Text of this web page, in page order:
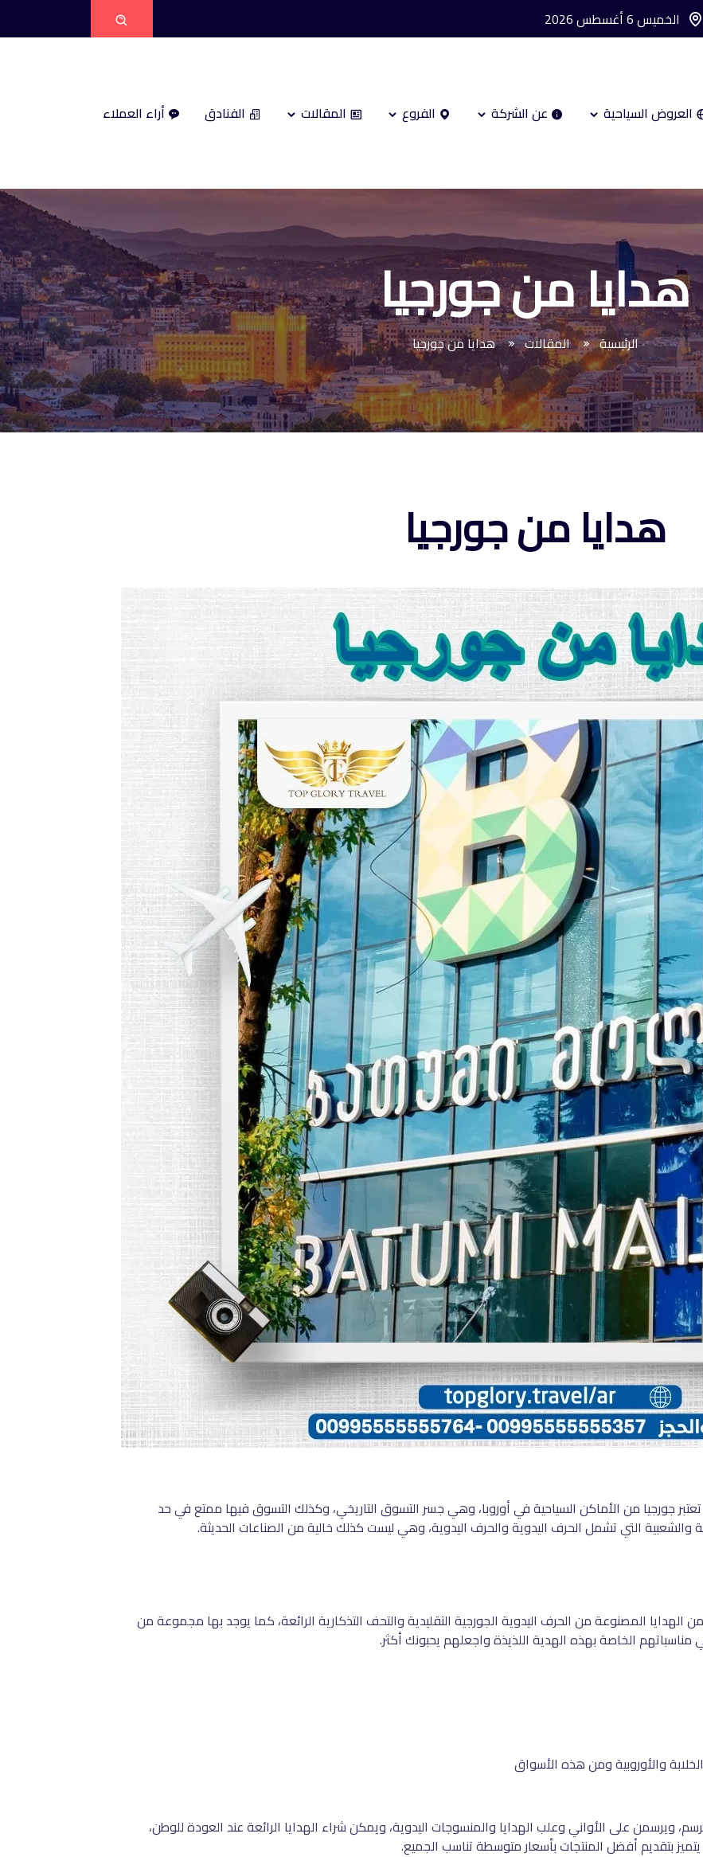
الخميس 6 أغسطس 2026
العروض السياحية عن الشركة الفروع المقالات الفنادق أراء العملاء
هدايا من جورجيا
الرئيسية المقالات هدايا من جورجيا
هدايا من جورجيا
جورجيا من الأماكن السياحية في أوروبا، وهي جسر التسوق التاريخي، وكذلك التسوق فيها ممتع في حد
والشعبية التي تشمل الحرف اليدوية والحرف اليدوية، وهي ليست كذلك خالية من الصناعات الحديثة.
الهدايا المصنوعة من الحرف اليدوية الجورجية التقليدية والتحف التذكارية الرائعة، كما يوجد بها مجموعة من
مناسباتهم الخاصة بهذه الهدية اللذيذة واجعلهم يحبونك أكثر.
والأوروبية ومن هذه الأسواق
ويرسمن على الأواني وعلب الهدايا والمنسوجات اليدوية، ويمكن شراء الهدايا الرائعة عند العودة للوطن،
بتقديم أفضل المنتجات بأسعار متوسطة تناسب الجميع.